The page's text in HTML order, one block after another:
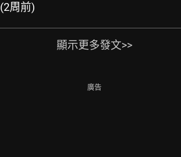
(2周前)
顯示更多發文>>
廣告